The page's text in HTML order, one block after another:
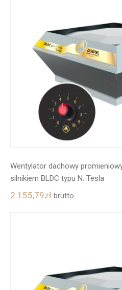
Wentylator dachowy
silnikiem BLDC typu N. Tesla
2.155,79zł brutto